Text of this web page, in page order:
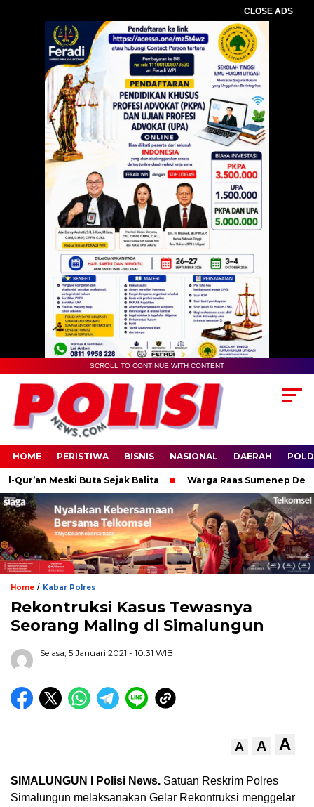
CLOSE ADS
SCROLL TO CONTINUE WITH CONTENT
HOME PERISTIWA BISNIS NASIONAL DAERAH
Meski Buta Sejak Balita Warga Raas Sumenep Desak
Home / Kabar Polres
Rekontruksi Kasus Tewasnya
Seorang Maling di Simalungun
Selasa, 5 Januari 2021 - 10:31 WIB
A A A
SIMALUNGUN I Polisi News. Satuan Reskrim Polres
Simalungun melaksanakan Gelar Rekontruksi menggelar